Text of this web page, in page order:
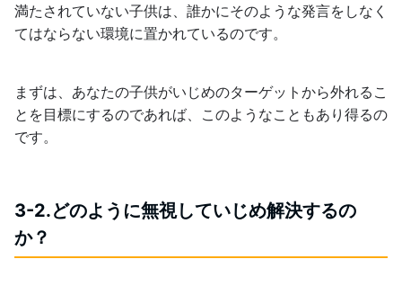
満たされていない子供は、誰かにそのような発言をしなく
てはならない環境に置かれているのです。
まずは、あなたの子供がいじめのターゲットから外れるこ
とを目標にするのであれば、このようなこともあり得るの
です。
3-2.どのように無視していじめ解決するの
か？